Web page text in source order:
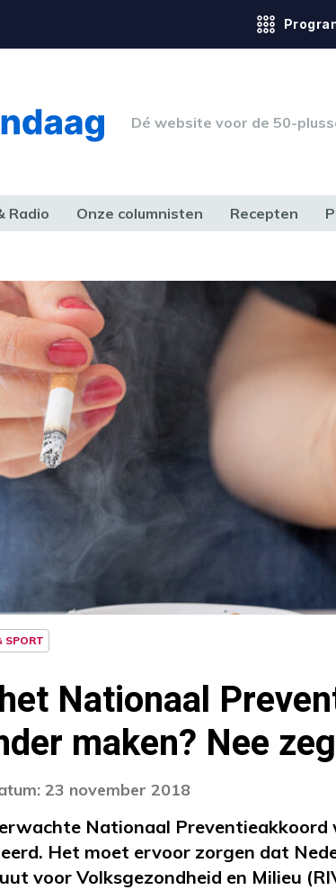
Dé website voor de 50-
Radio Onze columnisten Recepten
SPORT
Nationaal
maken? Nee
23 november 2018
Nationaal
Het moet ervoor zorgen dat
voor Volksgezondheid en Milieu